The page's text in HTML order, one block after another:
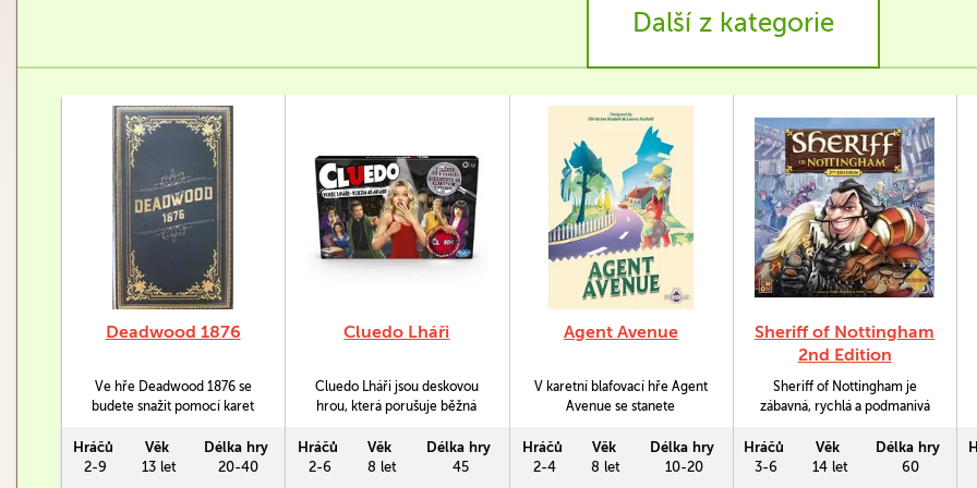
Další z kategorie
Deadwood 1876
Ve hře Deadwood 1876 se
budete snažit pomocí karet
hráčů.
Hráčů
2-9
Věk
13 let
Délka hry
20-40
Cluedo Lháři
Cluedo Lháři jsou deskovou
hrou, která porušuje běžná
zbavit a koho můžete
oklamat? Podobá se ikonické
Hráčů
2-6
Věk
8 let
Délka hry
45
Agent Avenue
V karetní blafovací hře Agent
Avenue se stanete
kteří se na poklidném
předměstí baví tím, že
Hráčů
2-4
Věk
8 let
Délka hry
10-20
Sheriff of Nottingham
2nd Edition
Sheriff of Nottingham je
zábavná, rychlá a podmanivá
nepohrdnou. V roli kupce se
snažíte na svém zboží co
Hráčů
3-6
Věk
14 let
Délka hry
60